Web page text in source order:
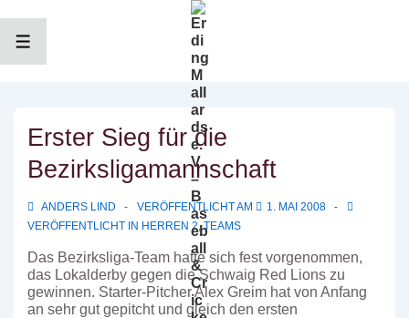
InhaltMENÜ
Erster Sieg für die
Bezirksligamannschaft
ANDERS LIND VERÖFFENTLICHT AM
1. MAI 2008
VERÖFFENTLICHT IN HERREN 2,TEAMS
Das Bezirksliga-Team hatte sich fest vorgenommen,
das Lokalderby gegen die Schwaig Red Lions zu
gewinnen. Starter-Pitcher Alex Greim hat von Anfang
an sehr gut gepitcht und gleich den ersten